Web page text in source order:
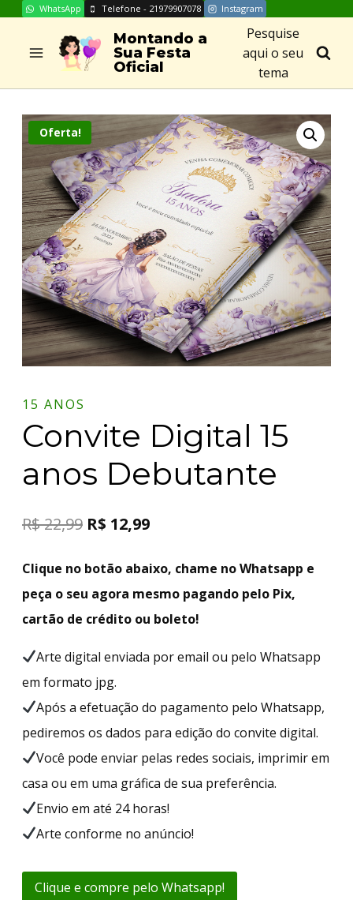
Skip
content
WhatsApp Telefone - 21979907078 Instagram
Montando a
Sua Festa
Oficial
Pesquise
aqui o seu
tema
Oferta!
15 ANOS
Convite Digital 15
anos Debutante
R$22,99 R$ 12,99
Clique no botão abaixo, chame no Whatsapp e
peça o seu agora mesmo pagando pelo Pix,
cartão de crédito ou boleto!
Arte digital enviada por email ou pelo Whatsapp
em formato jpg.
Após a efetuação do pagamento pelo Whatsapp,
pediremos os dados para edição do convite digital.
Você pode enviar pelas redes sociais, imprimir em
casa ou em uma gráfica de sua preferência.
Envio em até 24 horas!
Arte conforme no anúncio!
Clique e compre pelo Whatsapp!